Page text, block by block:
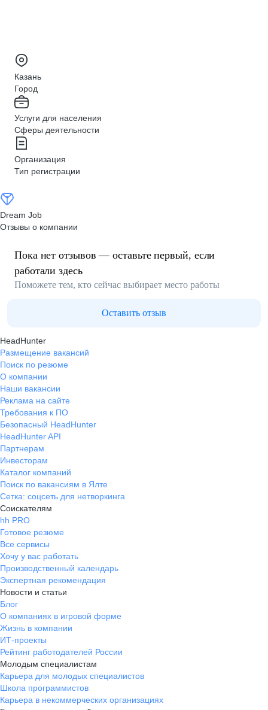
Казань
Город
Услуги для населения
Сферы деятельности
Организация
Тип регистрации
Dream Job
Отзывы о компании
Пока нет отзывов — оставьте первый, если
работали здесь
Поможете тем, кто сейчас выбирает место работы
Оставить отзыв
HeadHunter
Размещение вакансий
Поиск по резюме
О компании
Наши вакансии
Реклама на сайте
Требования к ПО
Безопасный HeadHunter
HeadHunter API
Партнерам
Инвесторам
Каталог компаний
Поиск по вакансиям в Ялте
Сетка: соцсеть для нетворкинга
Соискателям
hh PRO
Готовое резюме
Все сервисы
Хочу у вас работать
Производственный календарь
Экспертная рекомендация
Новости и статьи
Блог
О компаниях в игровой форме
Жизнь в компании
ИТ-проекты
Рейтинг работодателей России
Молодым специалистам
Карьера для молодых специалистов
Школа программистов
Карьера в некоммерческих организациях